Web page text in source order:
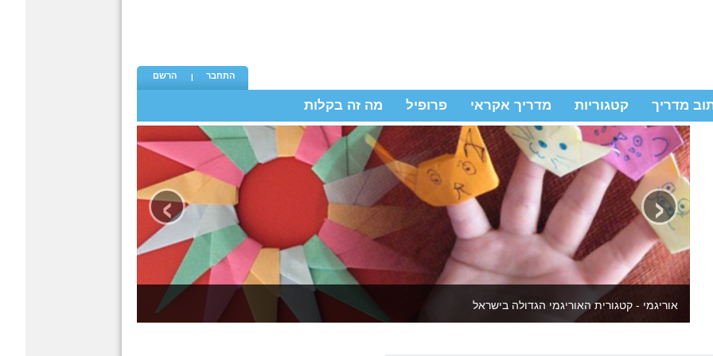
הרשם התחבר
מדריך קטגוריות מדריך אקראי פרופיל מה זה בקלות
יצירה לילדים ולמבוגרים - באתר מדריכי יצירה שידהימו אתכם מחדש כל פעם
‹
›